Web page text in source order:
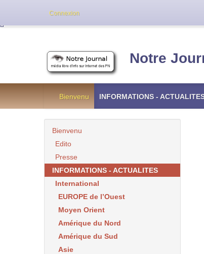
Notre
Bienvenu INFORMATIONS -
Bienvenu
Edito
Presse
INFORMATIONS - ACTUALITES
International
EUROPE de l’Ouest
Moyen Orient
Amérique du Nord
Amérique du Sud
Asie
Connexion
Cette version de NotreJournal